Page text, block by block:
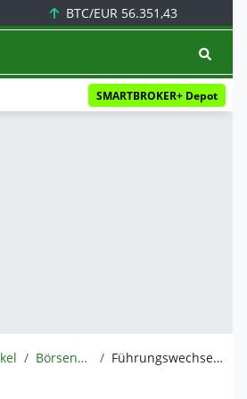
BTC/EUR 56.351,43
SMARTBROKER+ Depot
BörsenNEWS.de Führungswechsel trifft Wachstumsunternehmen mitten in der Marktverunsicherung: Redcare Pharmacy unter Druck: CFO-Rücktritt sorgt für neue Unsicherheit